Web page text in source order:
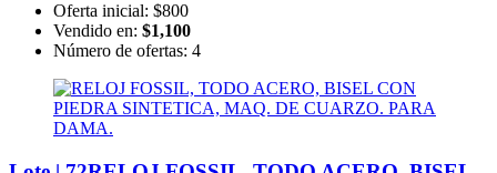
Oferta inicial: $800
Vendido en: $1,100
Número de ofertas: 4